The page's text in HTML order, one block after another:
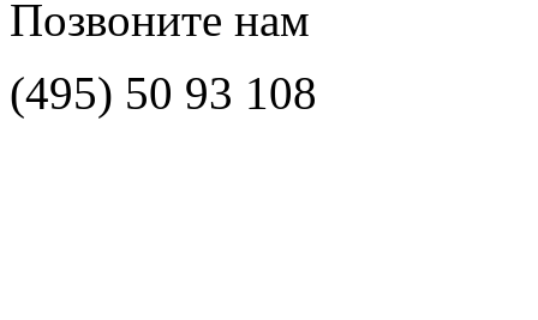
Позвоните нам
(495) 50 93 108